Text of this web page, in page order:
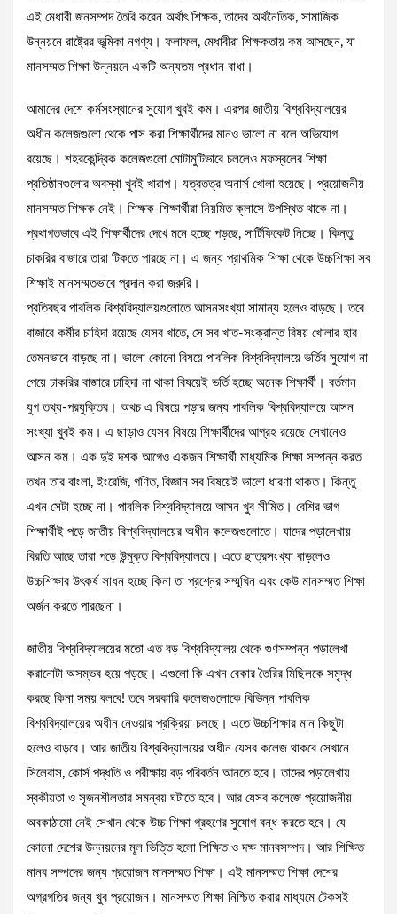
এই মেধাবী জনসম্পদ তৈরি করেন অর্থাৎ শিক্ষক, তাদের অর্থনৈতিক, সামাজিক
উন্নয়নে রাষ্ট্রের ভূমিকা নগণ্য। ফলাফল, মেধাবীরা শিক্ষকতায় কম আসছেন, যা
মানসম্মত শিক্ষা উন্নয়নে একটি অন্যতম প্রধান বাধা।
আমাদের দেশে কর্মসংস্থানের সুযোগ খুবই কম। এরপর জাতীয় বিশ্ববিদ্যালয়ের
অধীন কলেজগুলো থেকে পাস করা শিক্ষার্থীদের মানও ভালো না বলে অভিযোগ
রয়েছে। শহরকেন্দ্রিক কলেজগুলো মোটামুটিভাবে চললেও মফস্বলের শিক্ষা
প্রতিষ্ঠানগুলোর অবস্থা খুবই খারাপ। যত্রতত্র অনার্স খোলা হয়েছে। প্রয়োজনীয়
মানসম্মত শিক্ষক নেই। শিক্ষক-শিক্ষার্থীরা নিয়মিত ক্লাসে উপস্থিত থাকে না।
প্রথাগতভাবে এই শিক্ষার্থীদের দেখে মনে হচ্ছে পড়ছে, সার্টিফিকেট নিচ্ছে। কিন্তু
চাকরির বাজারে তারা টিকতে পারছে না। এ জন্য প্রাথমিক শিক্ষা থেকে উচ্চশিক্ষা সব
শিক্ষাই মানসম্মতভাবে প্রদান করা জরুরি।
প্রতিবছর পাবলিক বিশ্ববিদ্যালয়গুলোতে আসনসংখ্যা সামান্য হলেও বাড়ছে। তবে
বাজারে কর্মীর চাহিদা রয়েছে যেসব খাতে, সে সব খাত-সংক্রান্ত বিষয় খোলার হার
তেমনভাবে বাড়ছে না। ভালো কোনো বিষয়ে পাবলিক বিশ্ববিদ্যালয়ে ভর্তির সুযোগ না
পেয়ে চাকরির বাজারে চাহিদা না থাকা বিষয়েই ভর্তি হচ্ছে অনেক শিক্ষার্থী। বর্তমান
যুগ তথ্য-প্রযুক্তির। অথচ এ বিষয়ে পড়ার জন্য পাবলিক বিশ্ববিদ্যালয়ে আসন
সংখ্যা খুবই কম। এ ছাড়াও যেসব বিষয়ে শিক্ষার্থীদের আগ্রহ রয়েছে সেখানেও
আসন কম। এক দুই দশক আগেও একজন শিক্ষার্থী মাধ্যমিক শিক্ষা সম্পন্ন করত
তখন তার বাংলা, ইংরেজি, গণিত, বিজ্ঞান সব বিষয়েই ভালো ধারণা থাকত। কিন্তু
এখন সেটা হচ্ছে না। পাবলিক বিশ্ববিদ্যালয়ে আসন খুব সীমিত। বেশির ভাগ
শিক্ষার্থীই পড়ে জাতীয় বিশ্ববিদ্যালয়ের অধীন কলেজগুলোতে। যাদের পড়ালেখায়
বিরতি আছে তারা পড়ে উন্মুক্ত বিশ্ববিদ্যালয়ে। এতে ছাত্রসংখ্যা বাড়লেও
উচ্চশিক্ষার উৎকর্ষ সাধন হচ্ছে কিনা তা প্রশ্নের সম্মুখিন এবং কেউ মানসম্মত শিক্ষা
অর্জন করতে পারছেনা।
জাতীয় বিশ্ববিদ্যালয়ের মতো এত বড় বিশ্ববিদ্যালয় থেকে গুণসম্পন্ন পড়ালেখা
করানোটা অসম্ভব হয়ে পড়ছে। এগুলো কি এখন বেকার তৈরির মিছিলকে সমৃদ্ধ
করছে কিনা সময় বলবে! তবে সরকারি কলেজগুলোকে বিভিন্ন পাবলিক
বিশ্ববিদ্যালয়ের অধীন নেওয়ার প্রক্রিয়া চলছে। এতে উচ্চশিক্ষার মান কিছুটা
হলেও বাড়বে। আর জাতীয় বিশ্ববিদ্যালয়ের অধীন যেসব কলেজ থাকবে সেখানে
সিলেবাস, কোর্স পদ্ধতি ও পরীক্ষায় বড় পরিবর্তন আনতে হবে। তাদের পড়ালেখায়
স্বকীয়তা ও সৃজনশীলতার সমন্বয় ঘটাতে হবে। আর যেসব কলেজে প্রয়োজনীয়
অবকাঠামো নেই সেখান থেকে উচ্চ শিক্ষা গ্রহণের সুযোগ বন্ধ করতে হবে। যে
কোনো দেশের উন্নয়নের মূল ভিত্তি হলো শিক্ষিত ও দক্ষ মানবসম্পদ। আর শিক্ষিত
মানব সম্পদের জন্য প্রয়োজন মানসম্মত শিক্ষা। এই মানসম্মত শিক্ষা দেশের
অগ্রগতির জন্য খুব প্রয়োজন। মানসম্মত শিক্ষা নিশ্চিত করার মাধ্যমে টেকসই